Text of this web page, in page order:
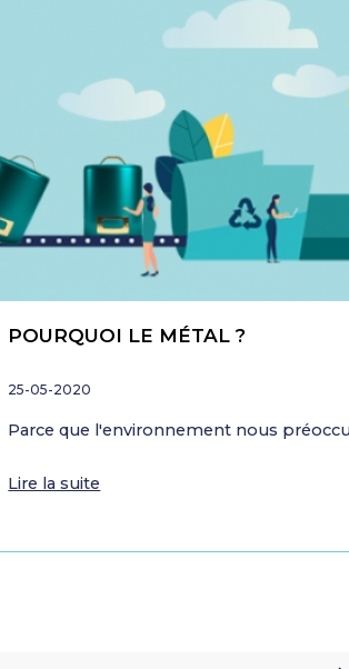
POURQUOI LE MÉTAL ?
25-05-2020
Parce que l'environnement nous
Lire la suite